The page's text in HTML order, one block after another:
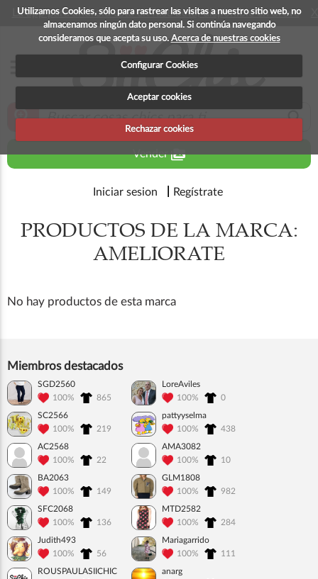
Utilizamos Cookies, sólo para rastrear las visitas a nuestro sitio web, no
almacenamos ningún dato personal. Si continúa navegando
consideramos que acepta su uso. Acerca de nuestras cookies
Configurar Cookies
Aceptar cookies
Rechazar cookies
La app para android esta en fase beta, disponible en breve
zoom_in search
Venderperm_media
Iniciar sesion Regístrate
PRODUCTOS DE LA MARCA:
AMELIORATE
No hay productos de esta marca
Miembros destacados
SGD2560
100%
865
LoreAviles
100%
0
SC2566
100%
219
pattyyselma
100%
438
AC2568
100%
22
AMA3082
100%
10
BA2063
100%
149
GLM1808
100%
982
SFC2068
100%
136
MTD2582
100%
284
Judith493
100%
56
Mariagarrido
100%
111
ROUSPAULASIICHIC
anarg